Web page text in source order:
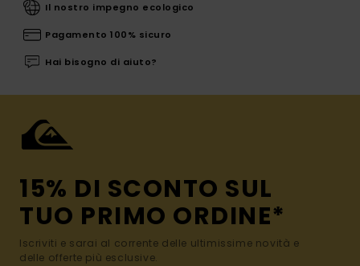
Il nostro impegno ecologico
Pagamento 100% sicuro
Hai bisogno di aiuto?
15% DI SCONTO SUL
TUO PRIMO ORDINE*
Iscriviti e sarai al corrente delle ultimissime novità e
delle offerte più esclusive.